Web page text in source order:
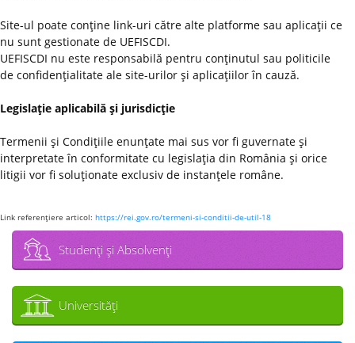
Site-ul poate conţine link-uri către alte platforme sau aplicaţii ce
nu sunt gestionate de UEFISCDI.
UEFISCDI nu este responsabilă pentru conţinutul sau politicile
de confidenţialitate ale site-urilor şi aplicaţiilor în cauză.
Legislaţie aplicabilă şi jurisdicţie
Termenii şi Condiţiile enunţate mai sus vor fi guvernate şi
interpretate în conformitate cu legislaţia din România şi orice
litigii vor fi soluţionate exclusiv de instanţele române.
Link referenţiere articol: https://rei.gov.ro/termeni-si-conditii-de-util-18
Studenţi şi Absolvenţi
Universităţi